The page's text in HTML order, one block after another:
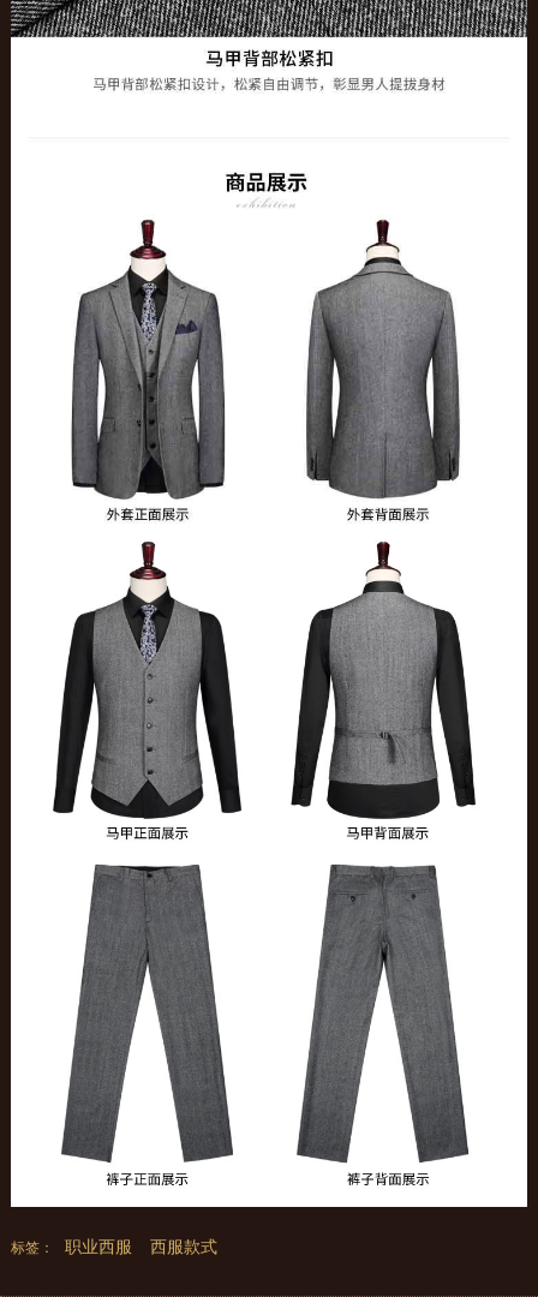
标签： 职业西服 西服款式